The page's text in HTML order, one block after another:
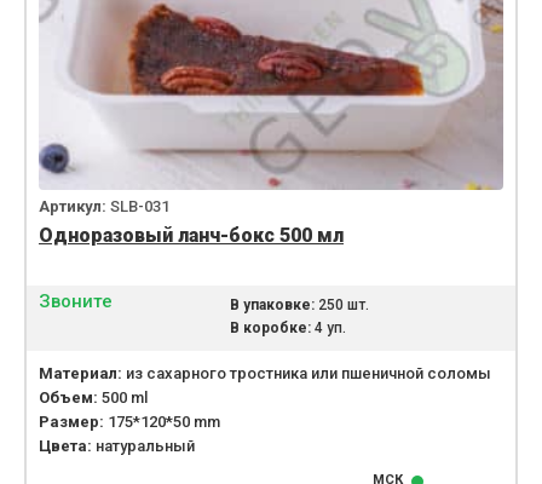
Артикул: SLB-031
Одноразовый ланч-бокс 500 мл
Звоните В упаковке:250 шт.
В коробке:4 уп.
Материал: из сахарного тростника или пшеничной соломы
Объем: 500 ml
Размер: 175*120*50 mm
Цвета: натуральный
МСК